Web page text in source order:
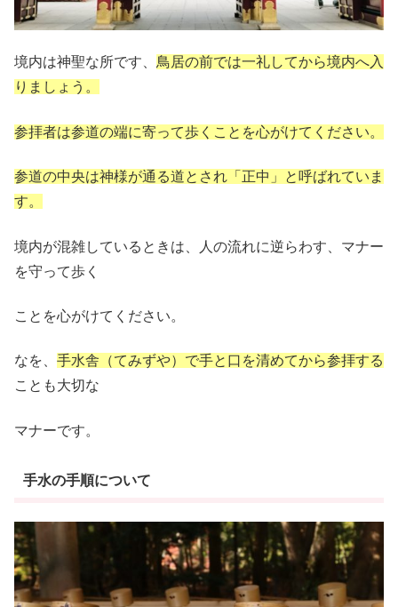
境内は神聖な所です、 鳥居の前では一礼してから境内へ入
りましょう。
参拝者は参道の端に寄って歩くことを心がけてください。
参道の中央は神様が通る道とされ「正中」と呼ばれていま
す。
境内が混雑しているときは、人の流れに逆らわす、マナー
を守って歩く
ことを心がけてください。
なを、 手水舎（てみずや）で手と口を清めてから参拝する
ことも大切な
マナーです。
手水の手順について